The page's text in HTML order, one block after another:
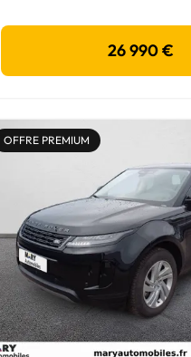
26 990 €
OFFRE PREMIUM